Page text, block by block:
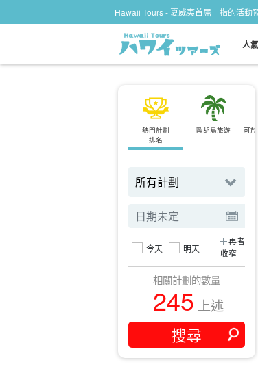
Hawaii Tours - 夏威夷首屈一指的活動
人
熱門計劃
排名
歐胡島旅遊
可於
今天 明天
再者
收窄
相關計劃的數量
245 上述